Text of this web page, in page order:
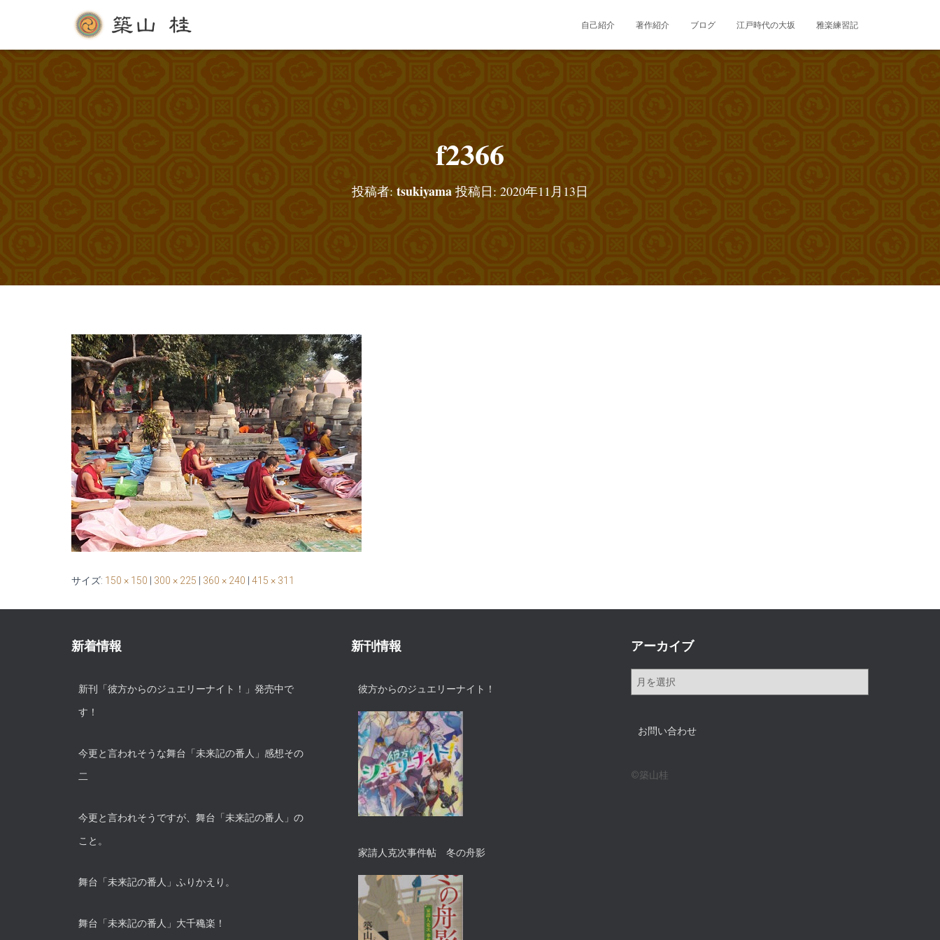
自己紹介 著作紹介 ブログ 江戸時代の大坂 雅楽練習記
f2366
投稿者: tsukiyama 投稿日: 2020年11月13日
サイズ: 150 × 150 300 × 225 360 × 240 415 × 311
新着情報
新刊「彼方からのジュエリーナイト！」発売中で
す！
今更と言われそうな舞台「未来記の番人」感想その
二
今更と言われそうですが、舞台「未来記の番人」の
こと。
舞台「未来記の番人」ふりかえり。
舞台「未来記の番人」大千穐楽！
新刊情報
彼方からのジュエリーナイト！
家請人克次事件帖 冬の舟影
アーカイブ
ア
ブ
お問い合わせ
©築山桂